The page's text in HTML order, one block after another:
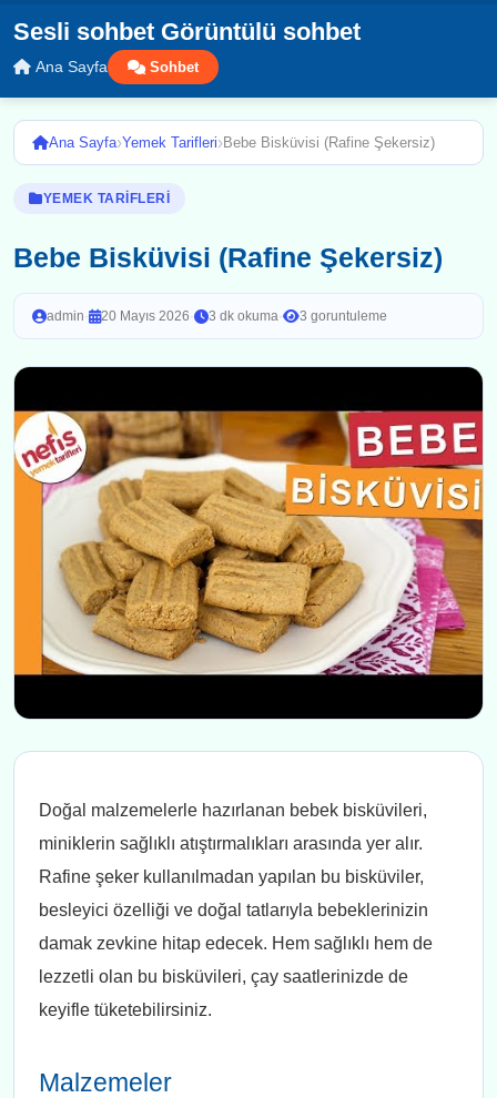
Sesli sohbet Görüntülü sohbet
Ana Sayfa Sohbet
Ana Sayfa›Yemek Tarifleri› Bebe Bisküvisi (Rafine Şekersiz)
YEMEK TARIFLERI
Bebe Bisküvisi (Rafine Şekersiz)
admin· 20 Mayıs 2026· 3 dk okuma· 3 goruntuleme
Doğal malzemelerle hazırlanan bebek bisküvileri,
miniklerin sağlıklı atıştırmalıkları arasında yer alır.
Rafine şeker kullanılmadan yapılan bu bisküviler,
besleyici özelliği ve doğal tatlarıyla bebeklerinizin
damak zevkine hitap edecek. Hem sağlıklı hem de
lezzetli olan bu bisküvileri, çay saatlerinizde de
keyifle tüketebilirsiniz.
Malzemeler